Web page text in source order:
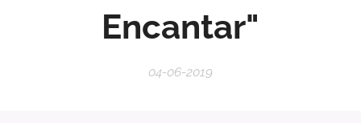
Encantar"
04-06-2019